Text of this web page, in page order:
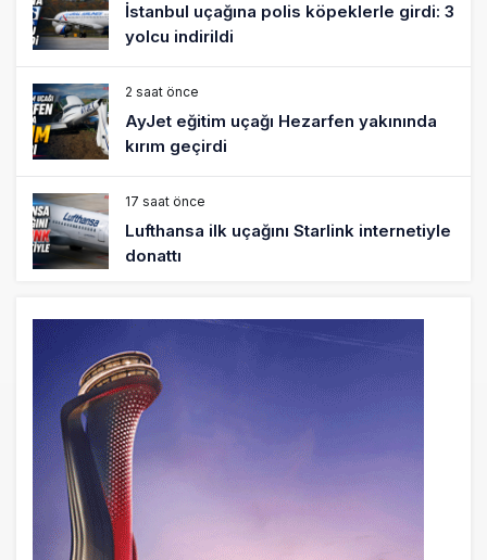
İstanbul uçağına polis köpeklerle girdi: 3
yolcu indirildi
2 saat önce
AyJet eğitim uçağı Hezarfen yakınında
kırım geçirdi
17 saat önce
Lufthansa ilk uçağını Starlink internetiyle
donattı
Norwegian Uçağına Polis Müdahalesi
19 saat önce
British Airways A380 seferlerini yüzde
28 azaltıyor
20 saat önce